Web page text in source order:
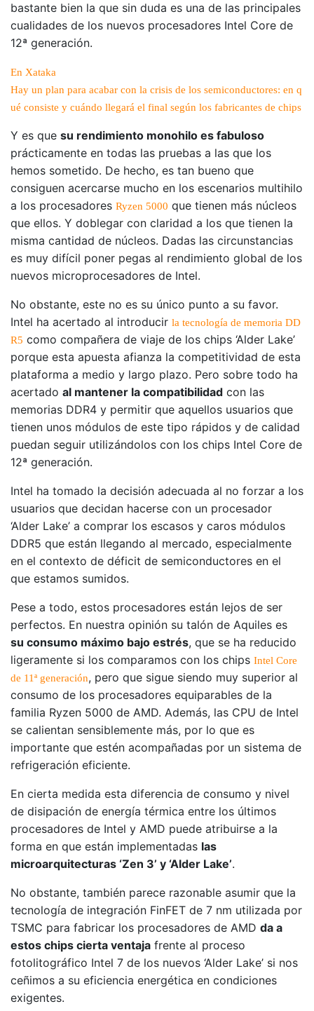
bastante bien la que sin duda es una de las principales
cualidades de los nuevos procesadores Intel Core de
12ª generación.
En Xataka
Hay un plan para acabar con la crisis de los semiconductores: en q
ué consiste y cuándo llegará el final según los fabricantes de chips
Y es que su rendimiento monohilo es fabuloso
prácticamente en todas las pruebas a las que los
hemos sometido. De hecho, es tan bueno que
consiguen acercarse mucho en los escenarios multihilo
a los procesadores Ryzen 5000 que tienen más núcleos
que ellos. Y doblegar con claridad a los que tienen la
misma cantidad de núcleos. Dadas las circunstancias
es muy difícil poner pegas al rendimiento global de los
nuevos microprocesadores de Intel.
No obstante, este no es su único punto a su favor.
Intel ha acertado al introducir la tecnología de memoria DD
R5 como compañera de viaje de los chips ‘Alder Lake’
porque esta apuesta afianza la competitividad de esta
plataforma a medio y largo plazo. Pero sobre todo ha
acertado al mantener la compatibilidad con las
memorias DDR4 y permitir que aquellos usuarios que
tienen unos módulos de este tipo rápidos y de calidad
puedan seguir utilizándolos con los chips Intel Core de
12ª generación.
Intel ha tomado la decisión adecuada al no forzar a los
usuarios que decidan hacerse con un procesador
‘Alder Lake’ a comprar los escasos y caros módulos
DDR5 que están llegando al mercado, especialmente
en el contexto de déficit de semiconductores en el
que estamos sumidos.
Pese a todo, estos procesadores están lejos de ser
perfectos. En nuestra opinión su talón de Aquiles es
su consumo máximo bajo estrés, que se ha reducido
ligeramente si los comparamos con los chips Intel Core
de 11ª generación, pero que sigue siendo muy superior al
consumo de los procesadores equiparables de la
familia Ryzen 5000 de AMD. Además, las CPU de Intel
se calientan sensiblemente más, por lo que es
importante que estén acompañadas por un sistema de
refrigeración eficiente.
En cierta medida esta diferencia de consumo y nivel
de disipación de energía térmica entre los últimos
procesadores de Intel y AMD puede atribuirse a la
forma en que están implementadas las
microarquitecturas ‘Zen 3’ y ‘Alder Lake’.
No obstante, también parece razonable asumir que la
tecnología de integración FinFET de 7 nm utilizada por
TSMC para fabricar los procesadores de AMD da a
estos chips cierta ventaja frente al proceso
fotolitográfico Intel 7 de los nuevos ‘Alder Lake’ si nos
ceñimos a su eficiencia energética en condiciones
exigentes.